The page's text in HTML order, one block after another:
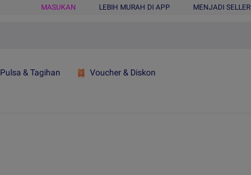
MASUKAN LEBIH MURAH DI APP MENJADI SELLER
Pulsa & Tagihan Voucher & Diskon